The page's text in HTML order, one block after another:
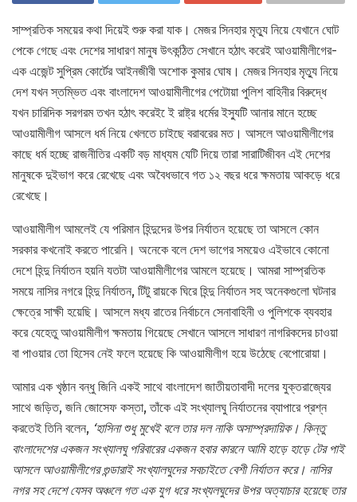
সাম্প্রতিক সময়ের কথা দিয়েই শুরু করা যাক। মেজর সিনহার মৃত্যু নিয়ে যেখানে ঘোট
পেকে গেছে এবং দেশের সাধারণ মানুষ উৎকন্ঠিত সেখানে হঠাৎ করেই আওয়ামীলীগের-
এক এজেন্ট সুপ্রিম কোর্টের আইনজীবী অশোক কুমার ঘোষ। মেজর সিনহার মৃত্যু নিয়ে
দেশ যখন স্তম্ভিত এবং বাংলাদেশ আওয়ামীলীগের পেটোয়া পুলিশ বাহিনীর বিরুদ্ধে
যখন চারিদিক সরগরম তখন হঠাৎ করেই েই রাষ্ট্র ধর্মের ইস্যুটি আনার মানে হচ্ছে
আওয়ামীলীগ আসলে ধর্ম নিয়ে খেলতে চাইছে বরাবরের মত। আসলে আওয়ামীলীগের
কাছে ধর্ম হচ্ছে রাজনীতির একটি বড় মাধ্যম যেটি দিয়ে তারা সারাটিজীবন এই দেশের
মানুষকে দুইভাগ করে রেখেছে এবং অবৈধভাবে গত ১২ বছর ধরে ক্ষমতায় আকড়ে ধরে
রেখেছে।
আওয়ামীলীগ আমলেই যে পরিমান হিন্দুদের উপর নির্যাতন হয়েছে তা আসলে কোন
সরকার কখনোই করতে পারেনি। অনেকে বলে দেশ ভাগের সময়েও এইভাবে কোনো
দেশে হিন্দু নির্যাতন হয়নি যতটা আওয়ামীলীগের আমলে হয়েছে। আমরা সাম্প্রতিক
সময়ে নাসির নগরে হিন্দু নির্যাতন, টিটু রায়কে ঘিরে হিন্দু নির্যাতন সহ অনেকগুলো ঘটনার
ক্ষেত্রে সাক্ষী হয়েছি। আসলে মধ্য রাতের নির্বাচনে সেনাবাহিনী ও পুলিশকে ব্যবহার
করে যেহেতু আওয়ামীলীগ ক্ষমতায় গিয়েছে সেখানে আসলে সাধারণ নাগরিকদের চাওয়া
বা পাওয়ার তো হিসেব নেই ফলে হয়েছে কি আওয়ামীলীগ হয়ে উঠেছে বেপোরোয়া।
আমার এক খৃষ্ঠান বন্ধু জিনি একই সাথে বাংলাদেশ জাতীয়তাবাদী দলের যুক্তরাজ্যের
সাথে জড়িত, জনি জোসেফ কস্তা, তাঁকে এই সংখ্যালঘু নির্যাতনের ব্যাপারে প্রশ্ন
করতেই তিনি বলেন, ‘হাসিনা শুধু মুখেই বলে তার দল নাকি অসাম্প্রদায়িক। কিন্তু
বাংলাদেশের একজন সংখ্যালঘু পরিবারের একজন হবার কারনে আমি হাড়ে হাড়ে টের পাই
আসলে আওয়ামীলীগের গুন্ডারাই সংখ্যালঘুদের সবচাইতে বেশী নির্যাতন করে। নাসির
নগর সহ দেশে যেসব অঞ্চলে গত এক যুগ ধরে সংখ্যলঘুদের উপর অত্যাচার হয়েছে তার